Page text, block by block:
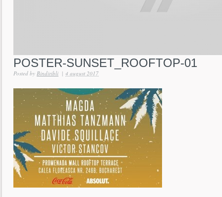
POSTER-SUNSET_ROOFTOP-01
Posted by Bindiribli | 4 august 2017